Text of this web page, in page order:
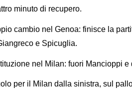
minuto di recupero.
cambio nel Genoa: finisce la
e Spicuglia.
nel Milan: fuori Mancioppi
per il Milan dalla sinistra, sul